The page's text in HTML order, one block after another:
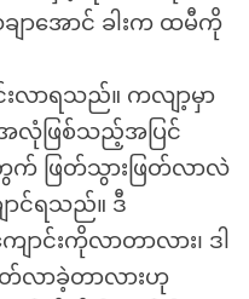
ာအောင် ခါးက ထမီကို
လာရသည်။ ကလျာ့မှာ
အလုံဖြစ်သည့်အပြင်
က် ဖြတ်သွားဖြတ်လာလဲ
င်ရသည်။ ဒီ
ာင်းကိုလာတာလား၊ ဒါ
လာခဲ့တာလားဟု